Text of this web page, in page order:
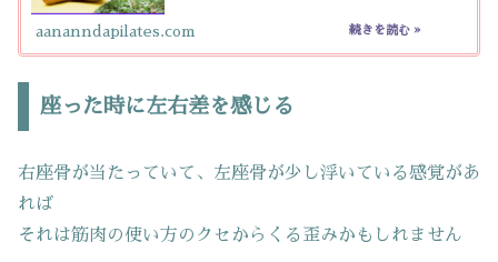
aananndapilates.com
座った時に左右差を感じる
右座骨が当たっていて、左座骨が少し浮いている感覚があ
れば
それは筋肉の使い方のクセからくる歪みかもしれません